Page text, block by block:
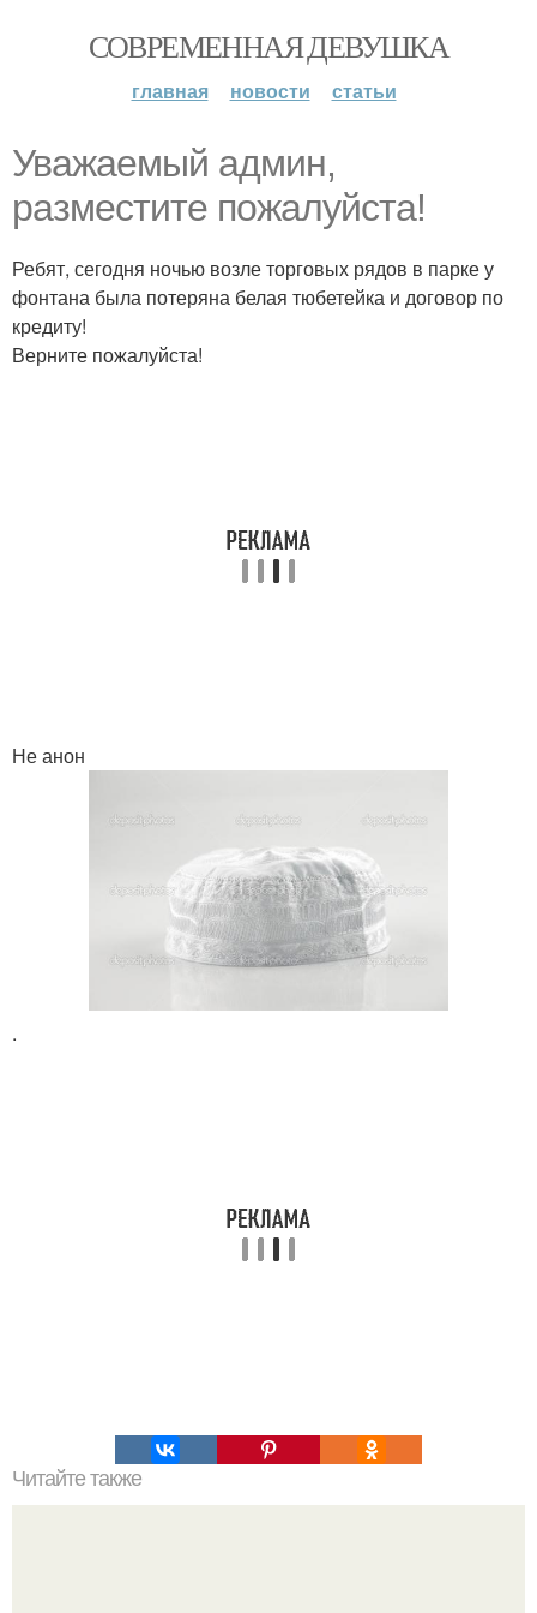
СОВРЕМЕННАЯ ДЕВУШКА
главная новости статьи
Уважаемый админ,
разместите пожалуйста!
Ребят, сегодня ночью возле торговых рядов в парке у
фонтана была потеряна белая тюбетейка и договор по
кредиту!
Верните пожалуйста!
Не анон
.
Читайте также